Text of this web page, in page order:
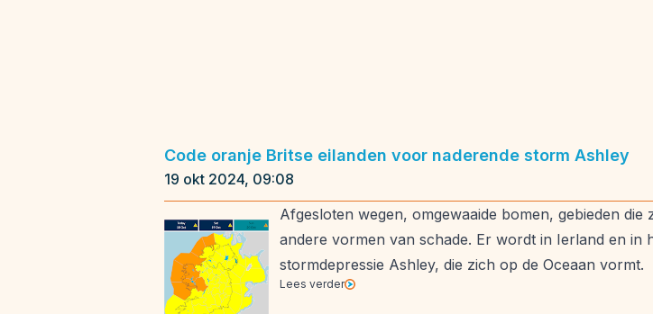
Code oranje Britse eilanden voor naderende storm Ashley
19 okt 2024, 09:08
Afgesloten wegen, omgewaaide bomen, gebieden
andere vormen van schade. Er wordt in Ierland en in
stormdepressie Ashley, die zich op de Oceaan vormt.
Lees verder